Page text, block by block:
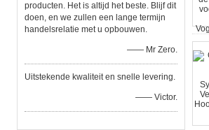
producten. Het is altijd het beste. Blijf dit
doen, en we zullen een lange termijn
handelsrelatie met u opbouwen.
—— Mr Zero.
Uitstekende kwaliteit en snelle levering.
—— Victor.